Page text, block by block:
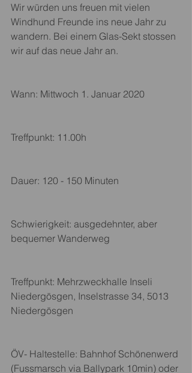
Wir würden uns freuen mit vielen
Windhund Freunde ins neue Jahr zu
wandern. Bei einem Glas-Sekt stossen
wir auf das neue Jahr an.
Wann: Mittwoch 1. Januar 2020
Treffpunkt: 11.00h
Dauer: 120 - 150 Minuten
Schwierigkeit: ausgedehnter, aber
bequemer Wanderweg
Treffpunkt: Mehrzweckhalle Inseli
Niedergösgen, Inselstrasse 34, 5013
Niedergösgen
ÖV- Haltestelle: Bahnhof Schönenwerd
(Fussmarsch via Ballypark 10min) oder